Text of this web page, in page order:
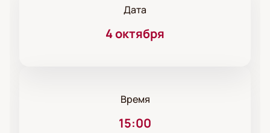
Дата
4 октября
Время
15:00